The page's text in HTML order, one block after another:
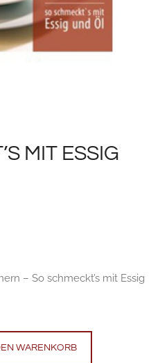
MIT ESSIG
– So schmeckt’s mit Essig
WARENKORB